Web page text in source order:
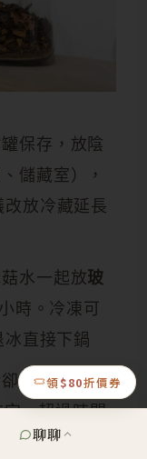
保存，放陰
儲藏室），
改放冷藏延長
菇水一起放玻
時。冷凍可
直接下鍋
卻後再進冰
，超過時間
領$80折價券
聊聊